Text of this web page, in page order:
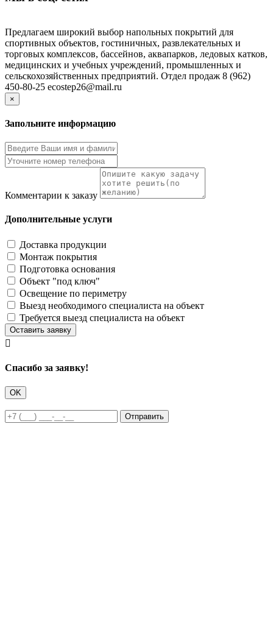
Предлагаем широкий выбор напольных покрытий для
спортивных объектов, гостиничных, развлекательных и
торговых комплексов, бассейнов, аквапарков, ледовых катков,
медицинских и учебных учреждений, промышленных и
сельскохозяйственных предприятий. Отдел продаж 8 (962)
450-80-25 ecostep26@mail.ru
×
Запольните информацию
Комментарии к заказу
Дополнительные услуги
Доставка продукции
Монтаж покрытия
Подготовка основания
Объект "под ключ"
Освещение по периметру
Выезд необходимого специалиста на объект
Требуется выезд специалиста на объект
Оставить заявку

Cпасибо за заявку!
OK
Отправить